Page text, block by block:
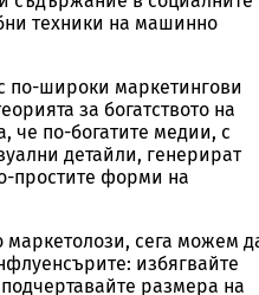
техники на машинно
по-широки маркетингови
за богатството на
че по-богатите медии, с
детайли, генерират
простите форми на
маркетолози, сега можем
избягвайте
размера на